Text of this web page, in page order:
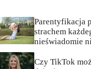
Parentyfikacja
strachem
nieświadomie
Czy TikTok